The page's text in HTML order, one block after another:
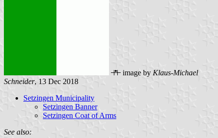
image by Klaus-Michael
Schneider, 13 Dec 2018
Setzingen Municipality
Setzingen Banner
Setzingen Coat of Arms
See also: